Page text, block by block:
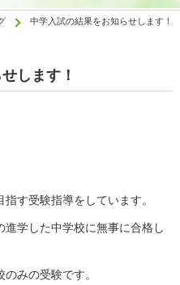
中学入試の結果をお知らせします！
します！
す受験指導をしています。
学した中学校に無事に合格し
みの受験です。